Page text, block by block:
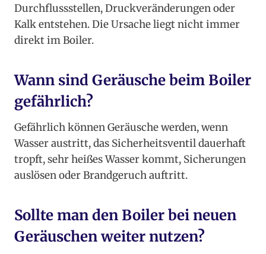
Durchflussstellen, Druckveränderungen oder
Kalk entstehen. Die Ursache liegt nicht immer
direkt im Boiler.
Wann sind Geräusche beim Boiler
gefährlich?
Gefährlich können Geräusche werden, wenn
Wasser austritt, das Sicherheitsventil dauerhaft
tropft, sehr heißes Wasser kommt, Sicherungen
auslösen oder Brandgeruch auftritt.
Sollte man den Boiler bei neuen
Geräuschen weiter nutzen?